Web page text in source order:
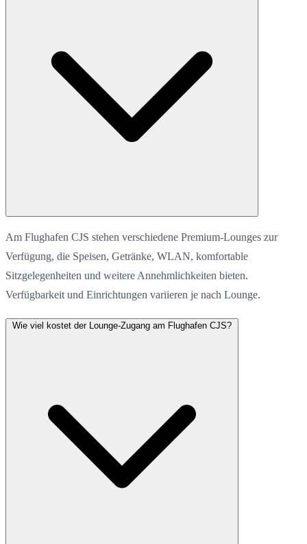
Am Flughafen CJS stehen verschiedene Premium-Lounges zur
Verfügung, die Speisen, Getränke, WLAN, komfortable
Sitzgelegenheiten und weitere Annehmlichkeiten bieten.
Verfügbarkeit und Einrichtungen variieren je nach Lounge.
Wie viel kostet der Lounge-Zugang am Flughafen CJS?